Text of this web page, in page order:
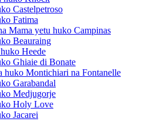
Castelpetroso
Fatima
Mama yetu huko Campinas
Beauraing
Heede
Ghiaie di Bonate
huko Montichiari na Fontanelle
Garabandal
Medjugorje
Holy Love
Jacarei